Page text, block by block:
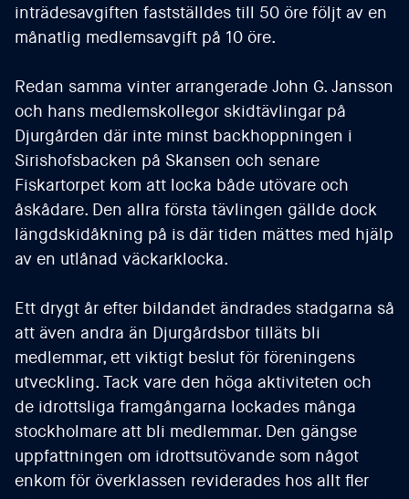
inträdesavgiften fastställdes till 50 öre följt av en
månatlig medlemsavgift på 10 öre.
Redan samma vinter arrangerade John G. Jansson
och hans medlemskollegor skidtävlingar på
Djurgården där inte minst backhoppningen i
Sirishofsbacken på Skansen och senare
Fiskartorpet kom att locka både utövare och
åskådare. Den allra första tävlingen gällde dock
längdskidåkning på is där tiden mättes med hjälp
av en utlånad väckarklocka.
Ett drygt år efter bildandet ändrades stadgarna så
att även andra än Djurgårdsbor tilläts bli
medlemmar, ett viktigt beslut för föreningens
utveckling. Tack vare den höga aktiviteten och
de idrottsliga framgångarna lockades många
stockholmare att bli medlemmar. Den gängse
uppfattningen om idrottsutövande som något
enkom för överklassen reviderades hos allt fler